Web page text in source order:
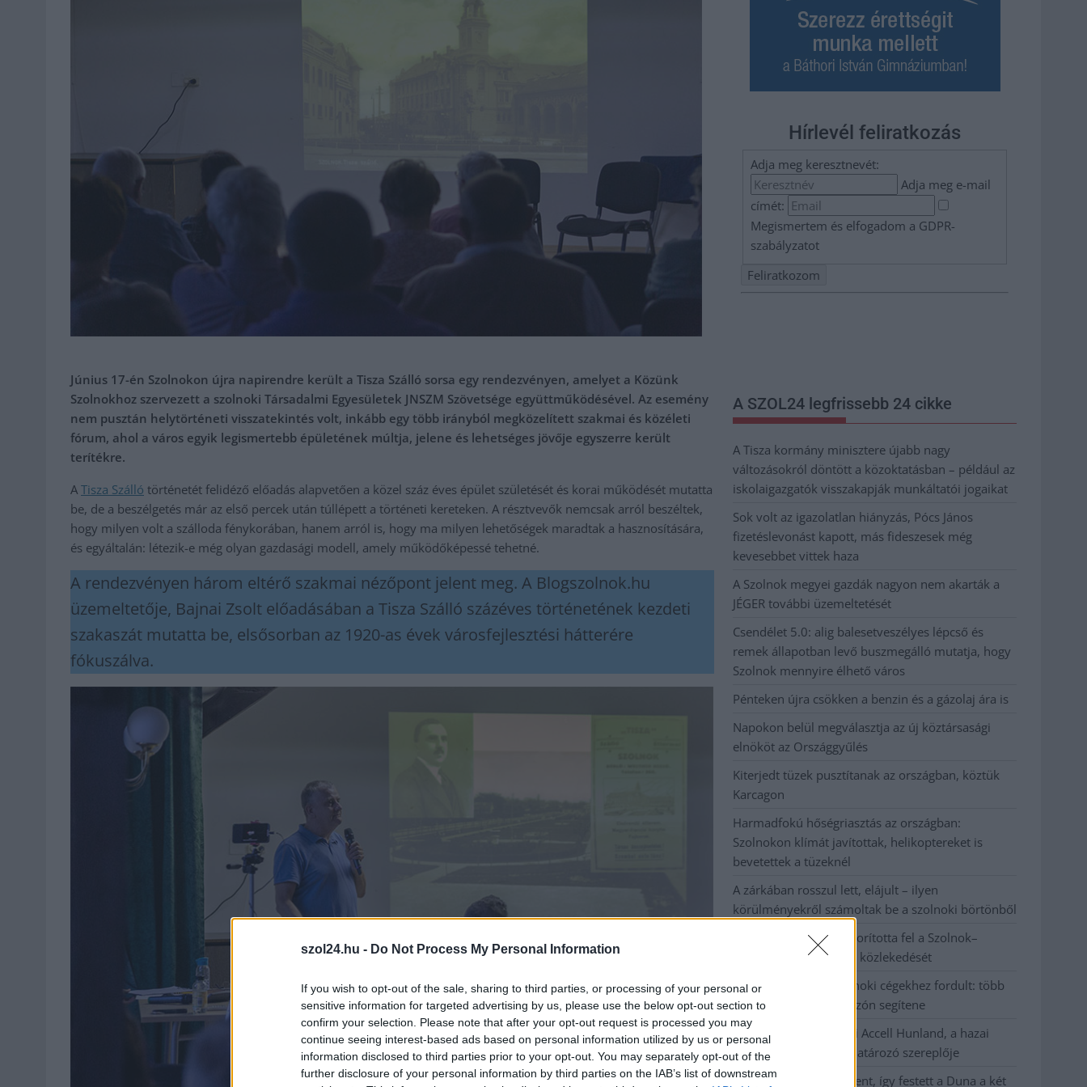
szol24.hu - Do Not Process My Personal Information
If you wish to opt-out of the sale, sharing to third parties, or processing of your personal or
sensitive information for targeted advertising by us, please use the below opt-out section to
confirm your selection. Please note that after your opt-out request is processed you may
continue seeing interest-based ads based on personal information utilized by us or personal
information disclosed to third parties prior to your opt-out. You may separately opt-out of the
further disclosure of your personal information by third parties on the IAB’s list of downstream
Június 17-én Szolnokon újra napirendre került a Tisza Szálló sorsa egy rendezvényen, amelyet a Közünk
Szolnokhoz szervezett a szolnoki Társadalmi Egyesületek JNSZM Szövetsége együttműködésével. Az esemény
nem pusztán helytörténeti visszatekintés volt, inkább egy több irányból megközelített szakmai és közéleti
fórum, ahol a város egyik legismertebb épületének múltja, jelene és lehetséges jövője egyszerre került
terítékre.
A Tisza Szálló történetét felidéző előadás alapvetően a közel száz éves épület születését és korai működését mutatta
be, de a beszélgetés már az első percek után túllépett a történeti kereteken. A résztvevők nemcsak arról beszéltek,
hogy milyen volt a szálloda fénykorában, hanem arról is, hogy ma milyen lehetőségek maradtak a hasznosítására,
és egyáltalán: létezik-e még olyan gazdasági modell, amely működőképessé tehetné.
A rendezvényen három eltérő szakmai nézőpont jelent meg. A Blogszolnok.hu
üzemeltetője, Bajnai Zsolt előadásában a Tisza Szálló százéves történetének kezdeti
szakaszát mutatta be, elsősorban az 1920-as évek városfejlesztési hátterére
fókuszálva.
Hírlevél feliratkozás
Adja meg keresztnevét:
Adja meg e-mail
címét:
Megismertem és elfogadom a GDPR-
szabályzatot
A SZOL24 legfrissebb 24 cikke
A Tisza kormány minisztere újabb nagy
változásokról döntött a közoktatásban – például az
iskolaigazgatók visszakapják munkáltatói jogaikat
Sok volt az igazolatlan hiányzás, Pócs János
fizetéslevonást kapott, más fideszesek még
kevesebbet vittek haza
A Szolnok megyei gazdák nagyon nem akarták a
JÉGER további üzemeltetését
Csendélet 5.0: alig balesetveszélyes lépcső és
remek állapotban levő buszmegálló mutatja, hogy
Szolnok mennyire élhető város
Pénteken újra csökken a benzin és a gázolaj ára is
Napokon belül megválasztja az új köztársasági
elnököt az Országgyűlés
Kiterjedt tüzek pusztítanak az országban, köztük
Karcagon
Harmadfokú hőségriasztás az országban:
Szolnokon klímát javítottak, helikoptereket is
bevetettek a tüzeknél
A zárkában rosszul lett, elájult – ilyen
körülményekről számoltak be a szolnoki börtönből
Váratlan fennakadás borította fel a Szolnok–
Kecskemét vasútvonal közlekedését
A polgármester a szolnoki cégekhez fordult: több
száz elbocsátott dolgozón segítene
Csődbe ment a tószegi Accell Hunland, a hazai
kerékpárgyártás meghatározó szereplője
Egyszer fent, egyszer lent, így festett a Duna a két